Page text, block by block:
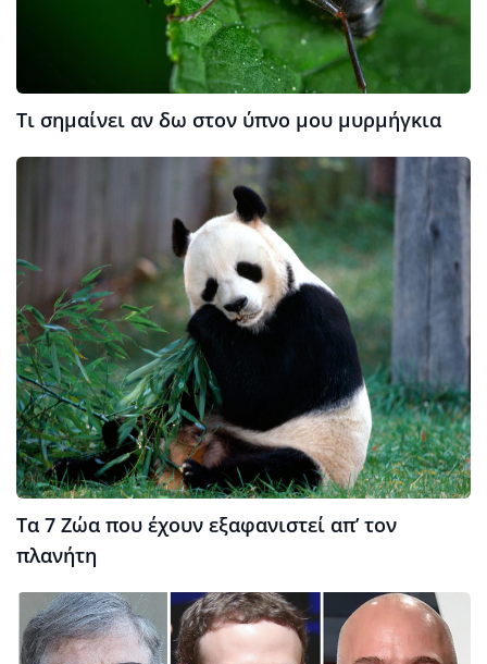
Τι σημαίνει αν δω στον ύπνο μου μυρμήγκια
Τα 7 Ζώα που έχουν εξαφανιστεί απ’ τον
πλανήτη